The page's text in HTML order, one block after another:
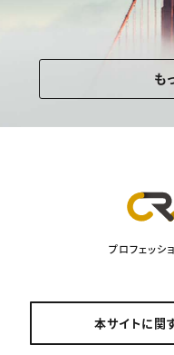
も
プロフェッ
本サイトに関